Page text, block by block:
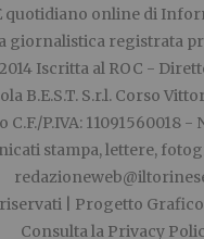
quotidiano online di
giornalistica registrata
Iscritta al ROC -
B.E.S.T. S.r.l. Corso
P.IVA: 11091560018 -
stampa, lettere,
| Progetto Grafico
Consulta la Privacy